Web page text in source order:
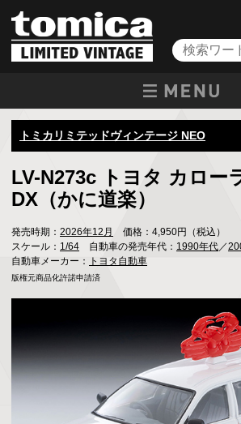
トミカリミテッドヴィンテージ NEO
LV-N273c トヨタ カロー
DX（かに道楽）
発売時期： 2026年12月
価格：4,950円（税込）
スケール： 1/64 自動車の発売年代： 1990年代／
自動車メーカー：
トヨタ自動車
版権元商品化許諾申請済